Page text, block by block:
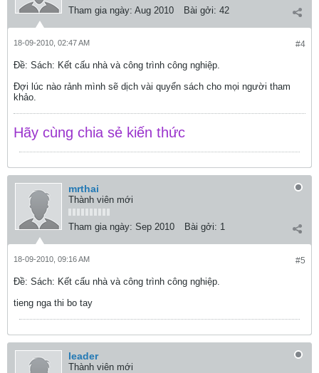
Tham gia ngày: Aug 2010 Bài gởi: 42
#4
18-09-2010, 02:47 AM
Ðề: Sách: Kết cấu nhà và công trình công nghiệp.
Đợi lúc nào rảnh mình sẽ dịch vài quyển sách cho mọi người tham
khảo.
Hãy cùng chia sẻ kiến thức
mrthai
Thành viên mới
Tham gia ngày: Sep 2010 Bài gởi: 1
#5
18-09-2010, 09:16 AM
Ðề: Sách: Kết cấu nhà và công trình công nghiệp.
tieng nga thi bo tay
leader
Thành viên mới